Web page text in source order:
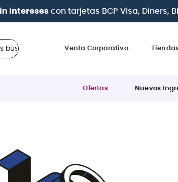
interesescon tarjetas BCP Visa, Diners,
Venta Corporativa
Ofertas Nuevos